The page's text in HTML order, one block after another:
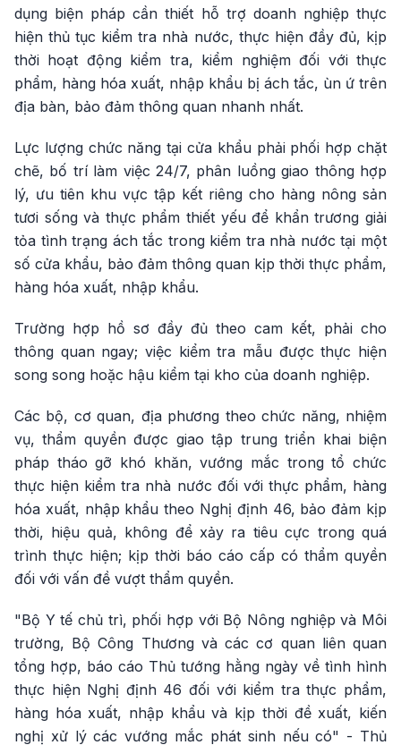
dụng biện pháp cần thiết hỗ trợ doanh nghiệp thực
hiện thủ tục kiểm tra nhà nước, thực hiện đầy đủ, kịp
thời hoạt động kiểm tra, kiểm nghiệm đối với thực
phẩm, hàng hóa xuất, nhập khẩu bị ách tắc, ùn ứ trên
địa bàn, bảo đảm thông quan nhanh nhất.
Lực lượng chức năng tại cửa khẩu phải phối hợp chặt
chẽ, bố trí làm việc 24/7, phân luồng giao thông hợp
lý, ưu tiên khu vực tập kết riêng cho hàng nông sản
tươi sống và thực phẩm thiết yếu để khẩn trương giải
tỏa tình trạng ách tắc trong kiểm tra nhà nước tại một
số cửa khẩu, bảo đảm thông quan kịp thời thực phẩm,
hàng hóa xuất, nhập khẩu.
Trường hợp hồ sơ đầy đủ theo cam kết, phải cho
thông quan ngay; việc kiểm tra mẫu được thực hiện
song song hoặc hậu kiểm tại kho của doanh nghiệp.
Các bộ, cơ quan, địa phương theo chức năng, nhiệm
vụ, thẩm quyền được giao tập trung triển khai biện
pháp tháo gỡ khó khăn, vướng mắc trong tổ chức
thực hiện kiểm tra nhà nước đối với thực phẩm, hàng
hóa xuất, nhập khẩu theo Nghị định 46, bảo đảm kịp
thời, hiệu quả, không để xảy ra tiêu cực trong quá
trình thực hiện; kịp thời báo cáo cấp có thẩm quyền
đối với vấn đề vượt thẩm quyền.
"Bộ Y tế chủ trì, phối hợp với Bộ Nông nghiệp và Môi
trường, Bộ Công Thương và các cơ quan liên quan
tổng hợp, báo cáo Thủ tướng hằng ngày về tình hình
thực hiện Nghị định 46 đối với kiểm tra thực phẩm,
hàng hóa xuất, nhập khẩu và kịp thời đề xuất, kiến
nghị xử lý các vướng mắc phát sinh nếu có" - Thủ